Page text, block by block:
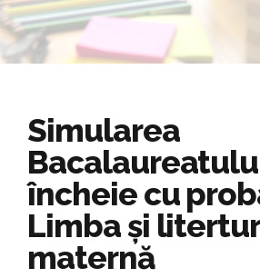
Simularea
încheie cu
Limba și
maternă